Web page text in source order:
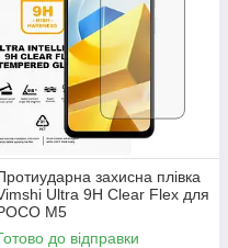
захисна плівка
Ultra 9H Clear Flex для
M5
до відправки